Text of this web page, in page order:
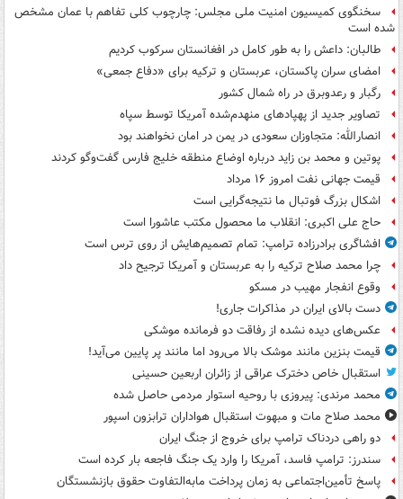
سخنگوی کمیسیون امنیت ملی مجلس: چارچوب کلی تفاهم با عمان مشخص
شده است
طالبان: داعش را به طور کامل در افغانستان سرکوب کردیم
امضای سران پاکستان، عربستان و ترکیه برای «دفاع جمعی»
رگبار و رعدوبرق در راه شمال کشور
تصاویر جدید از پهپادهای منهدم‌شده آمریکا توسط سپاه
انصارالله: متجاوزان سعودی در یمن در امان نخواهند بود
پوتین و محمد بن زاید درباره اوضاع منطقه خلیج فارس گفت‌وگو کردند
قیمت جهانی نفت امروز ۱۶ مرداد
اشکال بزرگ فوتبال ما نتیجه‌گرایی است
حاج علی اکبری: انقلاب ما محصول مکتب عاشورا است
افشاگری برادرزاده ترامپ: تمام تصمیم‌هایش از روی ترس است
چرا محمد صلاح ترکیه را به عربستان و آمریکا ترجیح داد
وقوع انفجار مهیب در مسکو
دست بالای ایران در مذاکرات جاری!
عکس‌های دیده نشده از رفاقت دو فرمانده‌ موشکی
قیمت بنزین مانند موشک بالا می‌رود اما مانند پر پایین می‌آید!
استقبال خاص دخترک عراقی از زائران اربعین حسینی
محمد مرندی: پیروزی با روحیه استوار مردمی حاصل شده
محمد صلاح مات و مبهوت استقبال هواداران ترابزون اسپور
دو راهی دردناک ترامپ برای خروج از جنگ ایران
سندرز: ترامپ فاسد، آمریکا را وارد یک جنگ فاجعه بار کرده است
پاسخ تأمین‌اجتماعی به زمان پرداخت مابه‌التفاوت حقوق بازنشستگان